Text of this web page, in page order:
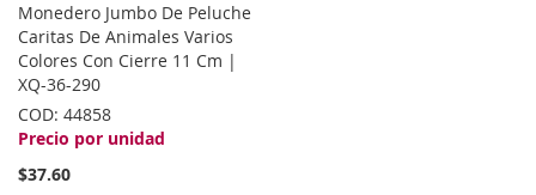
la
lista
de
deseos
Monedero Jumbo De Peluche
Caritas De Animales Varios
Colores Con Cierre 11 Cm |
XQ-36-290
COD: 44858
Precio por unidad
$37.60